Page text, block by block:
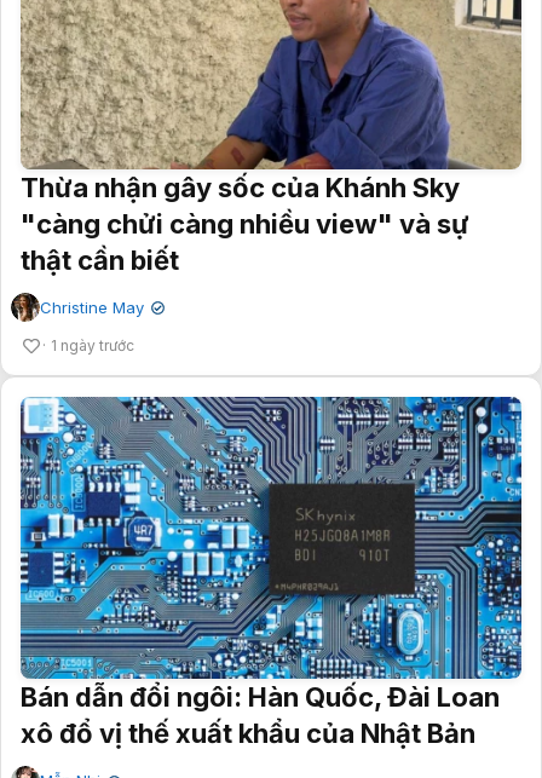
Thừa nhận gây sốc của Khánh Sky
"càng chửi càng nhiều view" và sự
thật cần biết
Christine May ✔
1 ngày trước
Bán dẫn đổi ngôi: Hàn Quốc, Đài Loan
xô đổ vị thế xuất khẩu của Nhật Bản